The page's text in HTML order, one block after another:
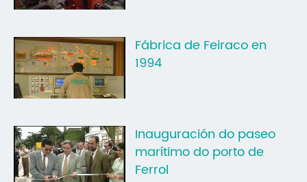
Fábrica de Feiraco en
1994
Inauguración do paseo
marítimo do porto de
Ferrol